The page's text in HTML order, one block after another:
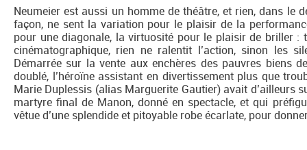
Neumeier est aussi un homme de théâtre, et rien, dans le
façon, ne sent la variation pour le plaisir de la
pour une diagonale, la virtuosité pour le plaisir de briller :
cinématographique, rien ne ralentit l’action, sinon les
Démarrée sur la vente aux enchères des pauvres biens
doublé, l’héroïne assistant en divertissement plus que
Marie Duplessis (alias Marguerite Gautier) avait d’ailleurs
martyre final de Manon, donné en spectacle, et qui
vêtue d’une splendide et pitoyable robe écarlate, pour